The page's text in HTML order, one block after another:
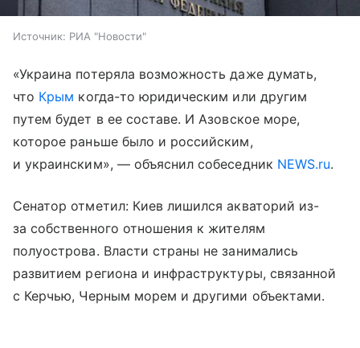
Источник: РИА "Новости"
«Украина потеряла возможность даже думать,
что Крым когда-то юридическим или другим
путем будет в ее составе. И Азовское море,
которое раньше было и российским,
и украинским», — объяснил собеседник NEWS.ru.
Сенатор отметил: Киев лишился акваторий из-
за собственного отношения к жителям
полуострова. Власти страны не занимались
развитием региона и инфраструктуры, связанной
с Керчью, Черным морем и другими объектами.